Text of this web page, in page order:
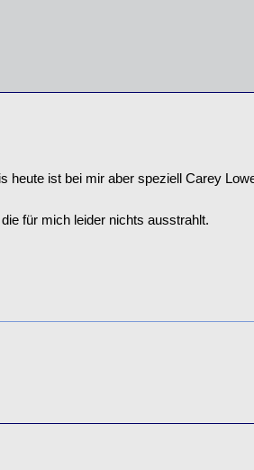
heute ist bei mir aber speziell Carey
für mich leider nichts ausstrahlt.